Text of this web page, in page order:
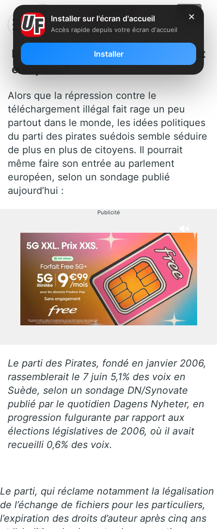
Le parti des pirates au parlement
européen ?
Alors que la répression contre le
téléchargement illégal fait rage un peu
partout dans le monde, les idées politiques
du parti des pirates suédois semble séduire
de plus en plus de citoyens. Il pourrait
même faire son entrée au parlement
européen, selon un sondage publié
aujourd’hui :
Publicité
Le parti des Pirates, fondé en janvier 2006,
rassemblerait le 7 juin 5,1% des voix en
Suède, selon un sondage DN/Synovate
publié par le quotidien Dagens Nyheter, en
progression fulgurante par rapport aux
élections législatives de 2006, où il avait
recueilli 0,6% des voix.
Le parti, qui réclame notamment la légalisation
de l’échange de fichiers pour les particuliers,
l’expiration des droits d’auteur après cinq ans
✕
Installer sur l'écran d'accueil
Accès rapide depuis votre écran d'accueil
Installer